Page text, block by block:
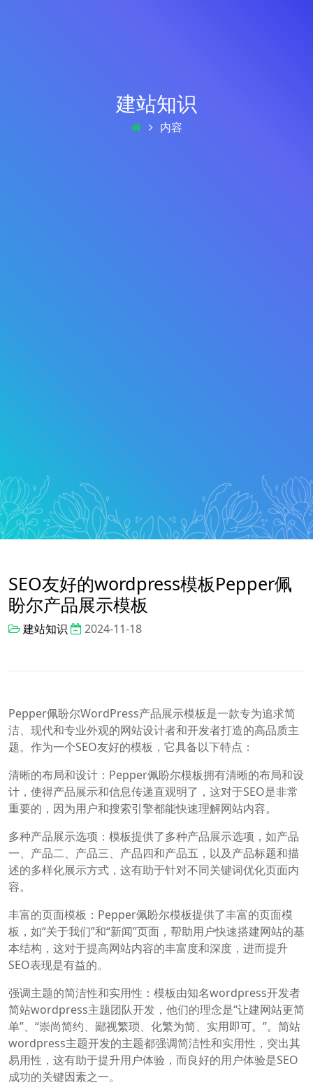
建站知识
内容
SEO友好的wordpress模板Pepper佩
盼尔产品展示模板
建站知识 2024-11-18
Pepper佩盼尔WordPress产品展示模板是一款专为追求简
洁、现代和专业外观的网站设计者和开发者打造的高品质主
题。作为一个SEO友好的模板，它具备以下特点：
清晰的布局和设计：Pepper佩盼尔模板拥有清晰的布局和设
计，使得产品展示和信息传递直观明了，这对于SEO是非常
重要的，因为用户和搜索引擎都能快速理解网站内容。
多种产品展示选项：模板提供了多种产品展示选项，如产品
一、产品二、产品三、产品四和产品五，以及产品标题和描
述的多样化展示方式，这有助于针对不同关键词优化页面内
容。
丰富的页面模板：Pepper佩盼尔模板提供了丰富的页面模
板，如“关于我们”和“新闻”页面，帮助用户快速搭建网站的基
本结构，这对于提高网站内容的丰富度和深度，进而提升
SEO表现是有益的。
强调主题的简洁性和实用性：模板由知名wordpress开发者
简站wordpress主题团队开发，他们的理念是“让建网站更简
单”、“崇尚简约、鄙视繁琐、化繁为简、实用即可。”。简站
wordpress主题开发的主题都强调简洁性和实用性，突出其
易用性，这有助于提升用户体验，而良好的用户体验是SEO
成功的关键因素之一。